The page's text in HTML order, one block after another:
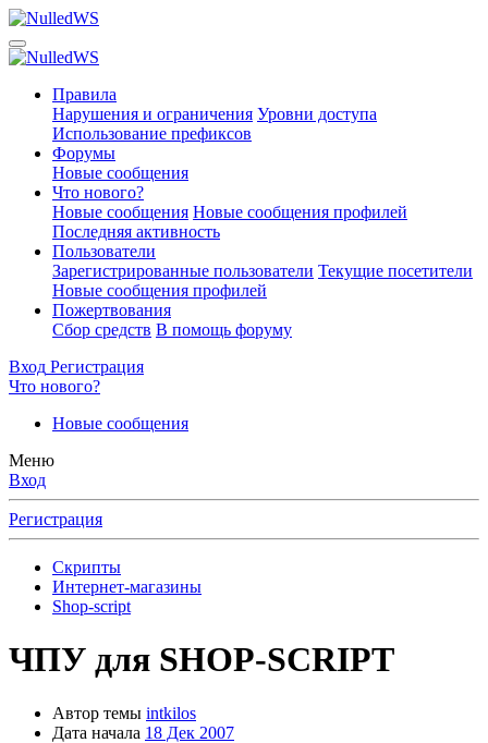
Правила
Нарушения и ограничения Уровни доступа
Использование префиксов
Форумы
Новые сообщения
Что нового?
Новые сообщения Новые сообщения профилей
Последняя активность
Пользователи
Зарегистрированные пользователи Текущие посетители
Новые сообщения профилей
Пожертвования
Сбор средств В помощь форуму
Вход Регистрация
Что нового?
Новые сообщения
Меню
Вход
Регистрация
Скрипты
Интернет-магазины
Shop-script
ЧПУ для SHOP-SCRIPT
Автор темы intkilos
Дата начала 18 Дек 2007